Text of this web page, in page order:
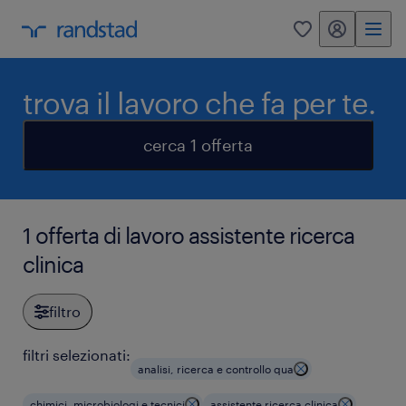
0 my randstad
trova il lavoro che fa per te.
cerca 1 offerta
1 offerta di lavoro assistente ricerca
clinica
filtro
filtri selezionati:
analisi, ricerca e controllo qua